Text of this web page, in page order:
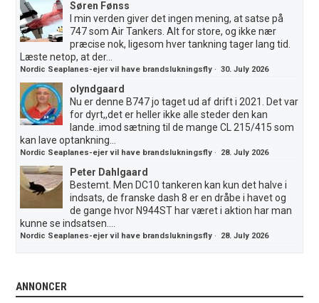
Søren Fønss
I min verden giver det ingen mening, at satse på
747 som Air Tankers. Alt for store, og ikke nær
præcise nok, ligesom hver tankning tager lang tid.
Læste netop, at der...
Nordic Seaplanes-ejer vil have brandslukningsfly ·30. July 2026
olyndgaard
Nu er denne B747 jo taget ud af drift i 2021. Det var
for dyrt,,det er heller ikke alle steder den kan
lande..imod sætning til de mange CL 215/415 som
kan lave optankning...
Nordic Seaplanes-ejer vil have brandslukningsfly · 28. July 2026
Peter Dahlgaard
Bestemt. Men DC10 tankeren kan kun det halve i
indsats, de franske dash 8 er en dråbe i havet og
de gange hvor N944ST har været i aktion har man
kunne se indsatsen....
Nordic Seaplanes-ejer vil have brandslukningsfly · 28. July 2026
ANNONCER